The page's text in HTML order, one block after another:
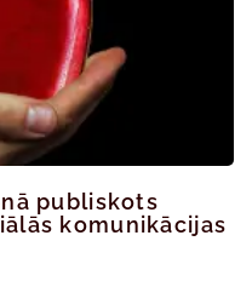
publiskots
komunikācijas